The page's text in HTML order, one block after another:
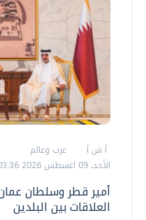
أ ش أ
عرب وعالم
الأحد، 09 اغسطس 2026 03:36 م
أمير قطر وسلطان
العلاقات بين البلدين